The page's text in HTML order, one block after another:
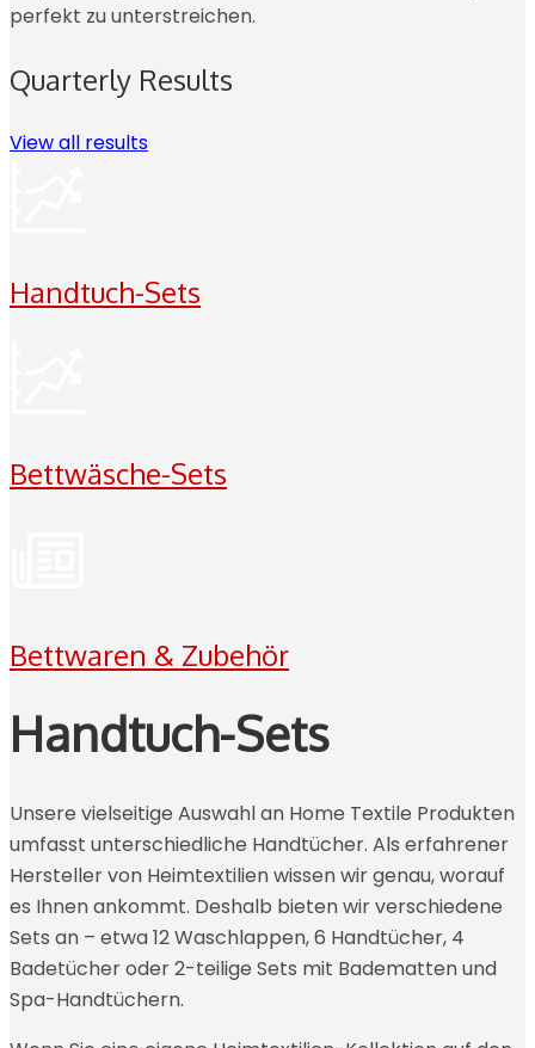
perfekt zu unterstreichen.
Quarterly Results
View all results
Handtuch-Sets
Bettwäsche-Sets
Bettwaren & Zubehör
Handtuch-Sets
Unsere vielseitige Auswahl an Home Textile Produkten
umfasst unterschiedliche Handtücher. Als erfahrener
Hersteller von Heimtextilien wissen wir genau, worauf
es Ihnen ankommt. Deshalb bieten wir verschiedene
Sets an – etwa 12 Waschlappen, 6 Handtücher, 4
Badetücher oder 2-teilige Sets mit Badematten und
Spa-Handtüchern.